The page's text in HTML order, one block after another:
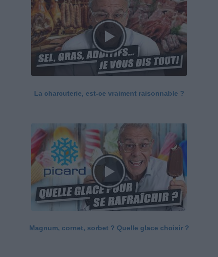
La charcuterie, est-ce vraiment raisonnable ?
Magnum, cornet, sorbet ? Quelle glace choisir ?